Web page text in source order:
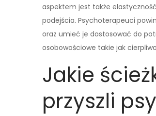
aspektem jest także
podejścia. Psychoterapeuci
oraz umieć je dostosować do
osobowościowe takie jak
Jakie
przyszli